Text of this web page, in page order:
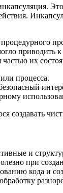
их
процесса.
создавать
и
при
кода и